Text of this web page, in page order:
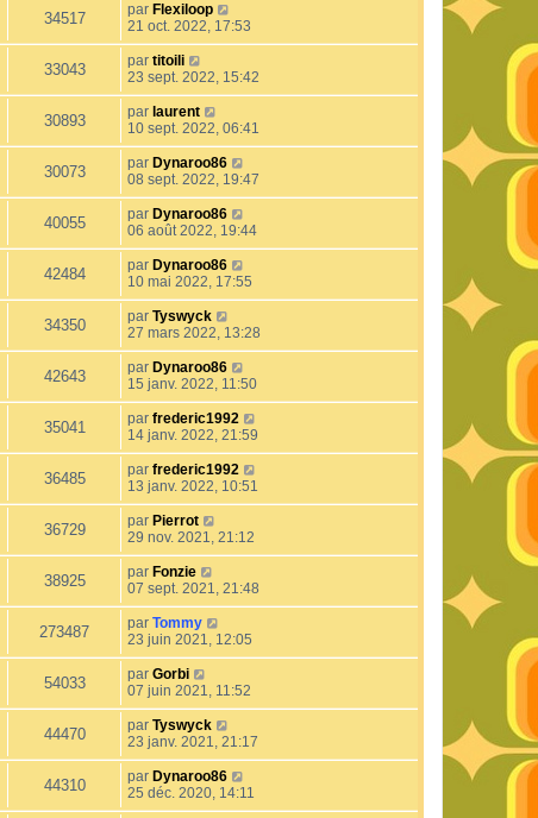
34517 par Flexiloop
21 oct. 2022, 17:53
33043 par titoili
23 sept. 2022, 15:42
30893 par laurent
10 sept. 2022, 06:41
30073 par Dynaroo86
08 sept. 2022, 19:47
40055 par Dynaroo86
06 août 2022, 19:44
42484 par Dynaroo86
10 mai 2022, 17:55
34350 par Tyswyck
27 mars 2022, 13:28
42643 par Dynaroo86
15 janv. 2022, 11:50
35041 par frederic1992
14 janv. 2022, 21:59
36485 par frederic1992
13 janv. 2022, 10:51
36729 par Pierrot
29 nov. 2021, 21:12
38925 par Fonzie
07 sept. 2021, 21:48
273487 par Tommy
23 juin 2021, 12:05
54033 par Gorbi
07 juin 2021, 11:52
44470 par Tyswyck
23 janv. 2021, 21:17
44310 par Dynaroo86
25 déc. 2020, 14:11